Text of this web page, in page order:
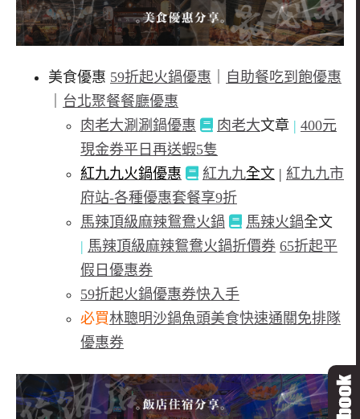
美食優惠 59折起火鍋優惠
自助餐吃到飽優惠
台北聚餐餐廳優惠
肉老大涮涮鍋優惠
肉老大文章 | 400元
現金券平日再送蝦5隻
紅九九火鍋優惠
紅九九全文 | 紅九九市
府站-各種優惠套餐享9折
馬辣頂級麻辣鴛鴦火鍋
馬辣火鍋全文
| 馬辣頂級麻辣鴛鴦火鍋折價券 65折起平
假日優惠券
59折起火鍋優惠券快入手
必買林聰明沙鍋魚頭美食快速通關免排隊
優惠券